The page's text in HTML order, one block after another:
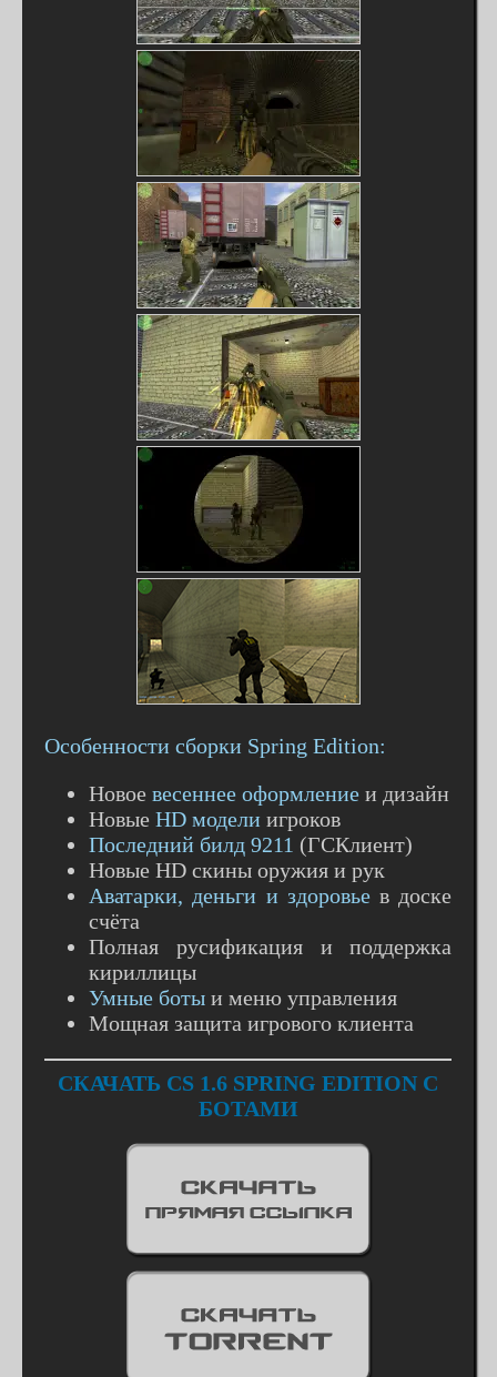
Особенности сборки Spring Edition:
Новое весеннее оформление и дизайн
Новые HD модели игроков
Последний билд 9211 (ГСКлиент)
Новые HD скины оружия и рук
Аватарки, деньги и здоровьев доске
счёта
Полная русификация и поддержка
кириллицы
Умные боты и меню управления
Мощная защита игрового клиента
СКАЧАТЬ CS 1.6 SPRING EDITION С
БОТАМИ